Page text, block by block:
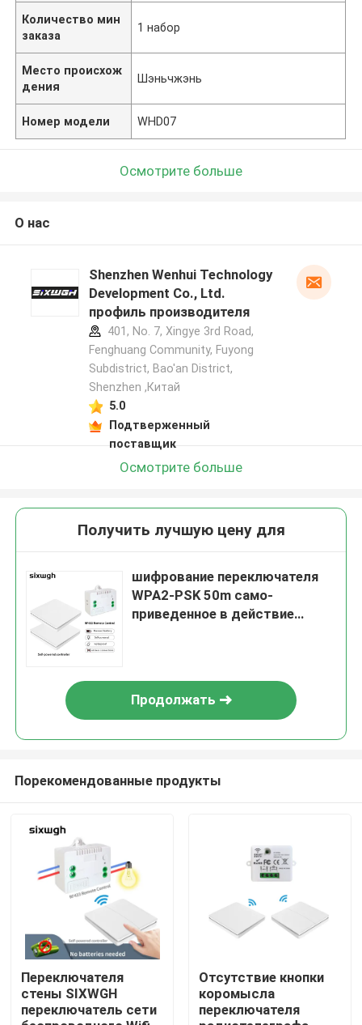
Продукты
О нас
Количество мин
заказа
1 набор
Место происхож
дения
Шэньчжэнь
Номер модели WHD07
Осмотрите больше
О нас
Shenzhen Wenhui Technology
Development Co., Ltd.
профиль производителя
401, No. 7, Xingye 3rd Road,
Fenghuang Community, Fuyong
Subdistrict, Bao'an District,
Shenzhen ,Китай
5.0
Подтверженный
поставщик
Осмотрите больше
Получить лучшую цену для
шифрование переключателя
WPA2-PSK 50m само-
приведенное в действие
Продолжать
Порекомендованные продукты
Переключателя
стены SIXWGH
переключатель сети
Отсутствие кнопки
коромысла
переключателя